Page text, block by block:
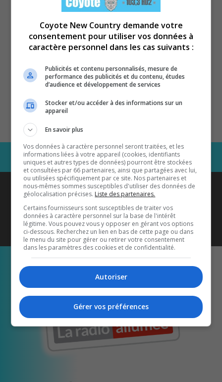
Coyote New Countryest diffusé
également sur1033 HD2
Écoutez-nous aussi sur…
Coyote New Country demande votre
consentement pour utiliser vos données à
caractère personnel dans les cas suivants :
Publicités et contenu personnalisés, mesure de
performance des publicités et du contenu, études
d’audience et développement de services
Stocker et/ou accéder à des informations sur un
appareil
En savoir plus
Vos données à caractère personnel seront traitées, et les
informations liées à votre appareil (cookies, identifiants
uniques et autres types de données) pourront être stockées
et consultées par 66 partenaires, ainsi que partagées avec lui,
ou utilisées spécifiquement par ce site. Nos partenaires et
nous-mêmes sommes susceptibles d'utiliser des données de
géolocalisation précises. Liste des partenaires.
Certains fournisseurs sont susceptibles de traiter vos
données à caractère personnel sur la base de l'intérêt
légitime. Vous pouvez vous y opposer en gérant vos options
ci-dessous. Recherchez un lien en bas de cette page ou dans
le menu du site pour gérer ou retirer votre consentement
dans les paramètres des cookies et de confidentialité.
Autoriser
Gérer vos préférences